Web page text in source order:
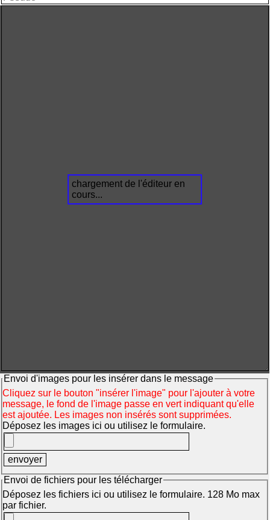
chargement de l'éditeur en
cours...
Envoi d'images pour les insérer dans le message
Cliquez sur le bouton "insérer l'image" pour l'ajouter à votre
message, le fond de l'image passe en vert indiquant qu'elle
est ajoutée. Les images non insérés sont supprimées.
Déposez les images ici ou utilisez le formulaire.
Envoi de fichiers pour les télécharger
Déposez les fichiers ici ou utilisez le formulaire. 128 Mo max
par fichier.